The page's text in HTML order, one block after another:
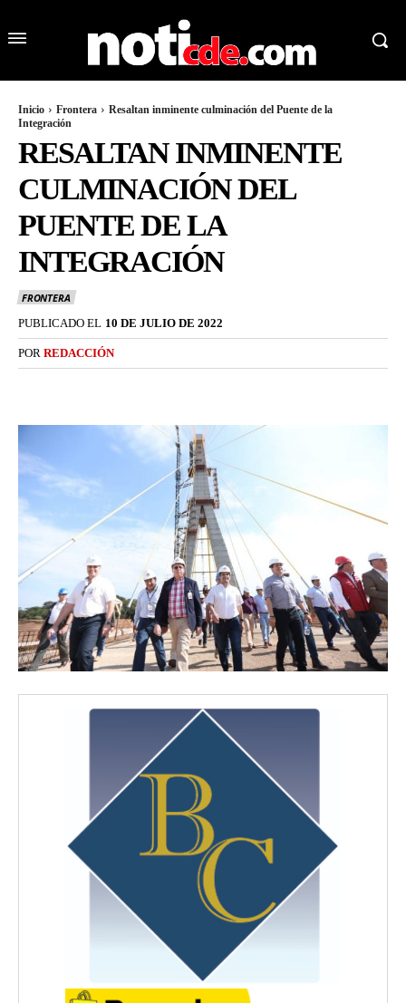
Inicio Frontera
Resaltan inminente culminación del Puente de la
Integración
RESALTAN INMINENTE
CULMINACIÓN DEL
PUENTE DE LA
INTEGRACIÓN
FRONTERA
PUBLICADO EL 10 DE JULIO DE 2022
POR REDACCIÓN